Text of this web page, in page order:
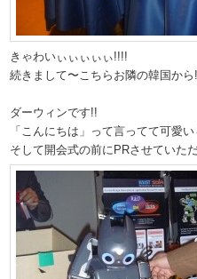
きゃわいぃぃぃぃぃ!!!!
続きまして〜こちらお隣の韓国から
ダーウィンです!!
「こんにちは」って言ってて可愛
そして開会式の前にPRさせていた